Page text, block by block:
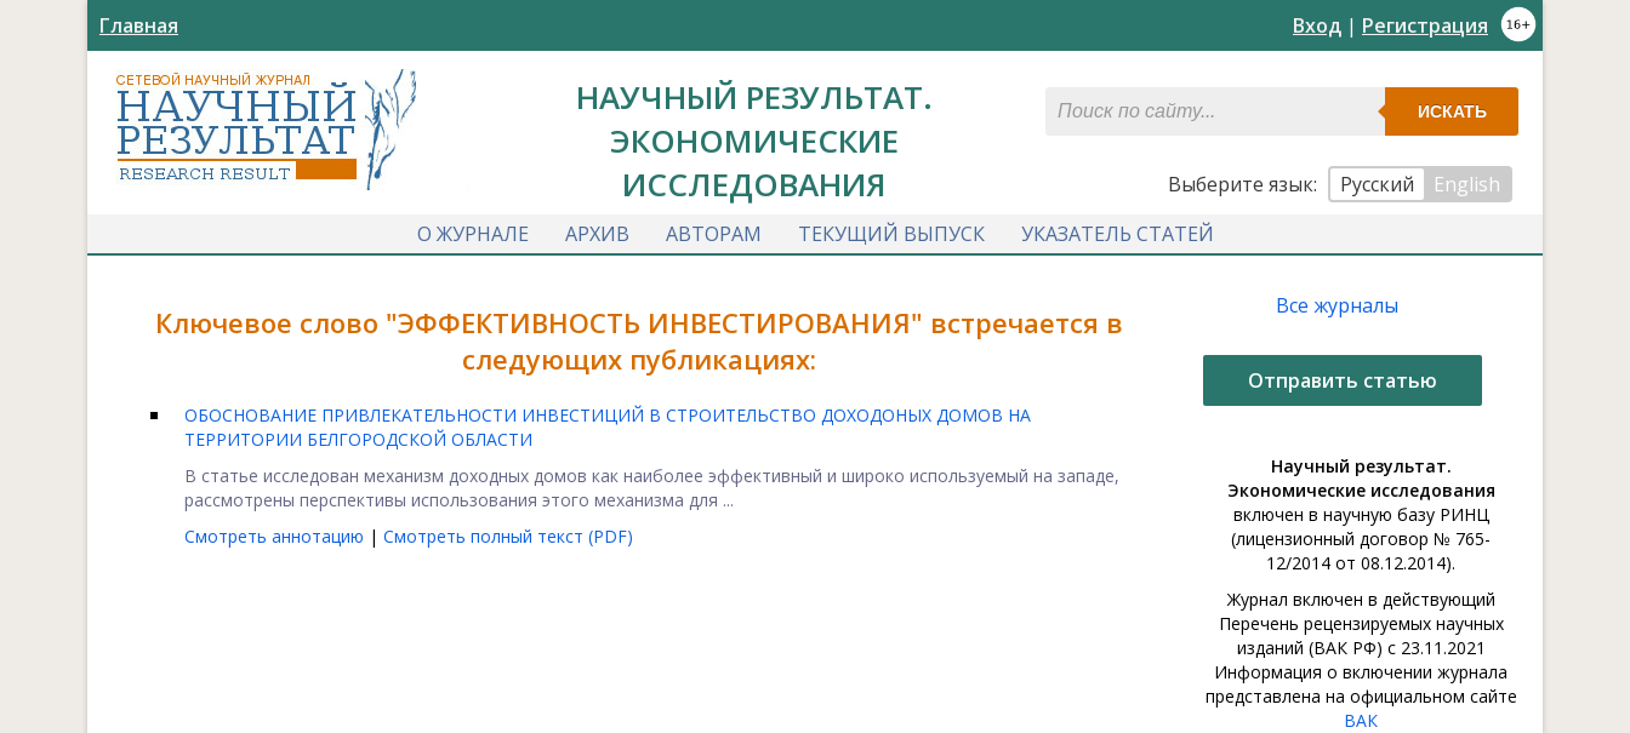
Главная Вход | Регистрация
НАУЧНЫЙ РЕЗУЛЬТАТ.
ЭКОНОМИЧЕСКИЕ
ИССЛЕДОВАНИЯ
ИСКАТЬ
Выберите язык: Русский
English
О ЖУРНАЛЕ
АРХИВ АВТОРАМ ТЕКУЩИЙ ВЫПУСК УКАЗАТЕЛЬ СТАТЕЙ
Ключевое слово "ЭФФЕКТИВНОСТЬ ИНВЕСТИРОВАНИЯ" встречается в
следующих публикациях:
ОБОСНОВАНИЕ ПРИВЛЕКАТЕЛЬНОСТИ ИНВЕСТИЦИЙ В СТРОИТЕЛЬСТВО ДОХОДОНЫХ ДОМОВ НА
ТЕРРИТОРИИ БЕЛГОРОДСКОЙ ОБЛАСТИ
В статье исследован механизм доходных домов как наиболее эффективный и широко используемый на западе,
рассмотрены перспективы использования этого механизма для ...
Смотреть аннотацию | Смотреть полный текст (PDF)
Все журналы
Отправить статью
Научный результат.
Экономические исследования
включен в научную базу РИНЦ
(лицензионный договор № 765-
12/2014 от 08.12.2014).
Журнал включен в действующий
Перечень рецензируемых научных
изданий (ВАК РФ) с 23.11.2021
Информация о включении журнала
представлена на официальном сайте
ВАК